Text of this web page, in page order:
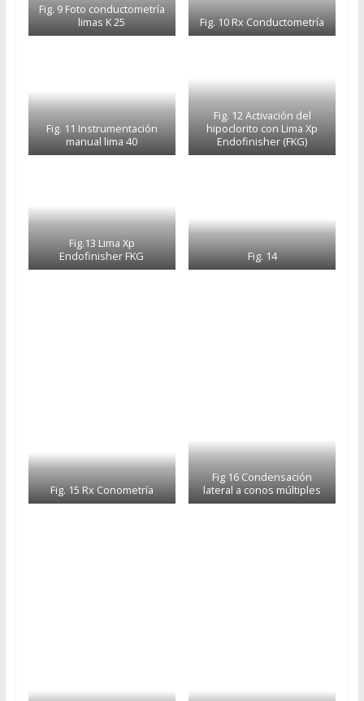
Fig. 9 Foto conductometría
limas K 25
Fig. 10 Rx Conductometría
Fig. 11 Instrumentación
manual lima 40
Fig. 12 Activación del
hipoclorito con Lima Xp
Endofinisher (FKG)
Fig.13 Lima Xp
Endofinisher FKG
Fig. 14
Fig. 15 Rx Conometría
Fig 16 Condensación
lateral a conos múltiples